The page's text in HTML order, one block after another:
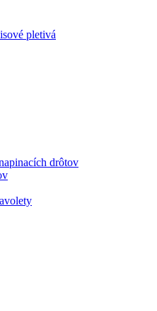
pletivá
drôtov